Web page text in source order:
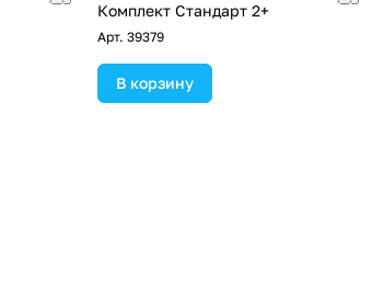
Комплект Стандарт 2+
Арт. 39379
В корзину